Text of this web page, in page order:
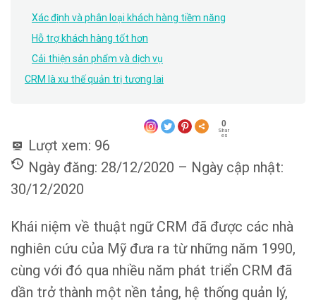
Xác định và phân loại khách hàng tiềm năng
Hỗ trợ khách hàng tốt hơn
Cải thiện sản phẩm và dịch vụ
CRM là xu thế quản trị tương lai
0
Shar
es
Lượt xem: 96
Ngày đăng: 28/12/2020 – Ngày cập nhật:
30/12/2020
Khái niệm về thuật ngữ CRM đã được các nhà
nghiên cứu của Mỹ đưa ra từ những năm 1990,
cùng với đó qua nhiều năm phát triển CRM đã
dần trở thành một nền tảng, hệ thống quản lý,